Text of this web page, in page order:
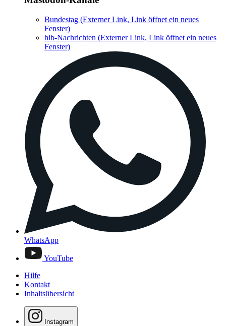
Bundestag (Externer Link, Link öffnet ein neues
Fenster)
hib-Nachrichten (Externer Link, Link öffnet ein neues
Fenster)
WhatsApp
YouTube
Hilfe
Kontakt
Inhaltsübersicht
Instagram